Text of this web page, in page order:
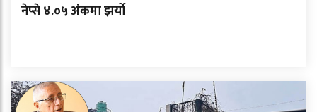
नेप्से ४.०५ अंकमा झर्यो